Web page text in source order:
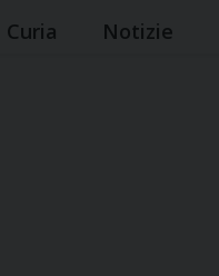
Curia Notizie